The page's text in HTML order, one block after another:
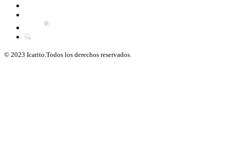
© 2023 Icarito.Todos los derechos reservados.